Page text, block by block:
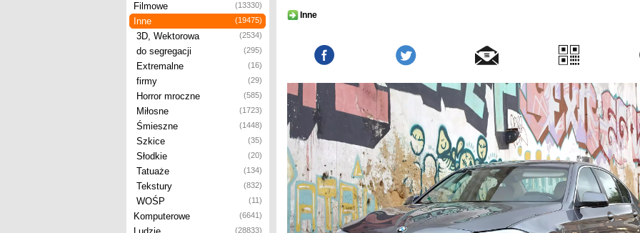
Filmowe (13330)
Inne (19475)
3D, Wektorowa (2534)
do segregacji (295)
Extremalne (16)
firmy (29)
Horror mroczne (585)
Miłosne (1723)
Śmieszne (1448)
Szkice (35)
Słodkie (20)
Tatuaże (134)
Tekstury (832)
WOŚP (11)
Komputerowe (6641)
(28833)
Inne